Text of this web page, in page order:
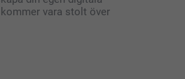
vara stolt över